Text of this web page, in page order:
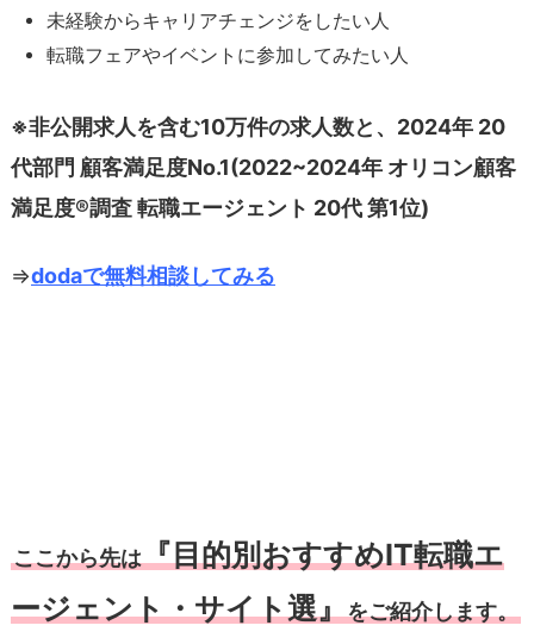
未経験からキャリアチェンジをしたい人
転職フェアやイベントに参加してみたい人
※非公開求人を含む10万件の求人数と、2024年 20
代部門 顧客満足度No.1(2022~2024年 オリコン顧客
満足度®調査 転職エージェント 20代 第1位)
⇒dodaで無料相談してみる
ここから先は『目的別おすすめIT転職エ
ージェント・サイト選』をご紹介します。